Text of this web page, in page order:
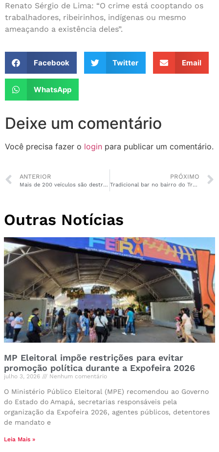
Renato Sérgio de Lima: “O crime está cooptando os
trabalhadores, ribeirinhos, indígenas ou mesmo
ameaçando a existência deles”.
Facebook Twitter Email
WhatsApp
Deixe um comentário
Você precisa fazer o login para publicar um comentário.
ANTERIOR
Mais de 200 veículos são destruídos em incêndio no DETRAN em Macapá
PRÓXIMO
Tradicional bar no bairro do Trem é alvo de assaltantes pela segunda vez
Outras Notícias
MP Eleitoral impõe restrições para evitar
promoção política durante a Expofeira 2026
julho 3, 2026 Nenhum comentário
O Ministério Público Eleitoral (MPE) recomendou ao Governo
do Estado do Amapá, secretarias responsáveis pela
organização da Expofeira 2026, agentes públicos, detentores
de mandato e
Leia Mais »